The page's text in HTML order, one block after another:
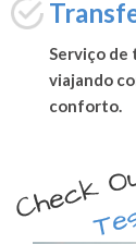
Serviço de
viajando
conforto.